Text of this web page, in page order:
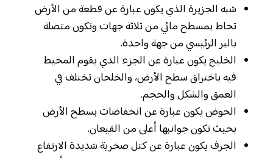
شبه الجزيرة الذي يكون عبارة عن قطعة من الأرض
تحاط بمسطح مائي من ثلاثة جهات وتكون متصلة
بالبر الرئيسي من جهة واحدة.
الخليج يكون عبارة عن الجزء الذي يقوم المحيط
فيه باختراق سطح الأرض، والخلجان تختلف في
العمق والشكل والحجم.
الحوض يكون عبارة عن انخفاضات بسطح الأرض
بحيث تكون جوانبها أعلى من القيعان.
الجرف يكون عبارة عن كتل صخرية شديدة الارتفاع